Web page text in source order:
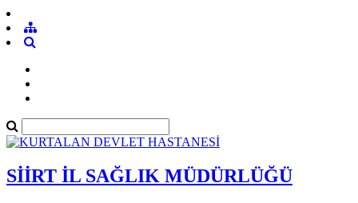
SİİRT İL SAĞLIK MÜDÜRLÜĞÜ